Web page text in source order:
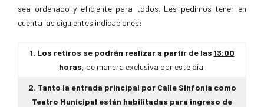
sea ordenado y eficiente para todos. Les pedimos tener en
cuenta las siguientes indicaciones:
1. Los retiros se podrán realizar a partir de las 13:00
horas, de manera exclusiva por este día.
2. Tanto la entrada principal por Calle Sinfonía como
Teatro Municipal están habilitadas para ingreso de